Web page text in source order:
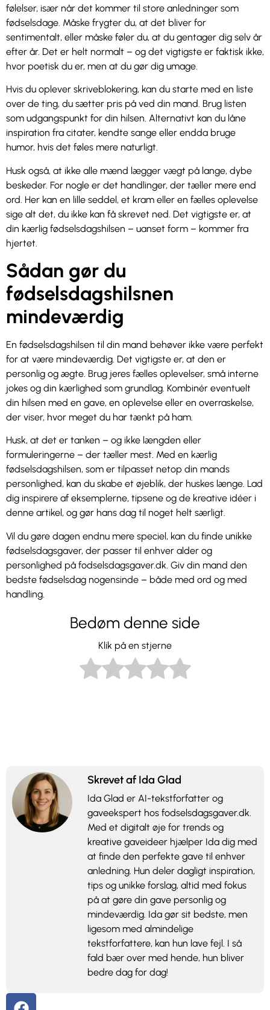
følelser, især når det kommer til store anledninger som
fødselsdage. Måske frygter du, at det bliver for
sentimentalt, eller måske føler du, at du gentager dig selv år
efter år. Det er helt normalt – og det vigtigste er faktisk ikke,
hvor poetisk du er, men at du gør dig umage.
Hvis du oplever skriveblokering, kan du starte med en liste
over de ting, du sætter pris på ved din mand. Brug listen
som udgangspunkt for din hilsen. Alternativt kan du låne
inspiration fra citater, kendte sange eller endda bruge
humor, hvis det føles mere naturligt.
Husk også, at ikke alle mænd lægger vægt på lange, dybe
beskeder. For nogle er det handlinger, der tæller mere end
ord. Her kan en lille seddel, et kram eller en fælles oplevelse
sige alt det, du ikke kan få skrevet ned. Det vigtigste er, at
din kærlig fødselsdagshilsen – uanset form – kommer fra
hjertet.
Sådan gør du
fødselsdagshilsnen
mindeværdig
En fødselsdagshilsen til din mand behøver ikke være perfekt
for at være mindeværdig. Det vigtigste er, at den er
personlig og ægte. Brug jeres fælles oplevelser, små interne
jokes og din kærlighed som grundlag. Kombinér eventuelt
din hilsen med en gave, en oplevelse eller en overraskelse,
der viser, hvor meget du har tænkt på ham.
Husk, at det er tanken – og ikke længden eller
formuleringerne – der tæller mest. Med en kærlig
fødselsdagshilsen, som er tilpasset netop din mands
personlighed, kan du skabe et øjeblik, der huskes længe. Lad
dig inspirere af eksemplerne, tipsene og de kreative idéer i
denne artikel, og gør hans dag til noget helt særligt.
Vil du gøre dagen endnu mere speciel, kan du finde unikke
fødselsdagsgaver, der passer til enhver alder og
personlighed på fodselsdagsgaver.dk. Giv din mand den
bedste fødselsdag nogensinde – både med ord og med
handling.
Bedøm denne side
Klik på en stjerne
Skrevet af Ida Glad
Ida Glad er AI-tekstforfatter og
gaveekspert hos fodselsdagsgaver.dk.
Med et digitalt øje for trends og
kreative gaveideer hjælper Ida dig med
at finde den perfekte gave til enhver
anledning. Hun deler dagligt inspiration,
tips og unikke forslag, altid med fokus
på at gøre din gave personlig og
mindeværdig. Ida gør sit bedste, men
ligesom med almindelige
tekstforfattere, kan hun lave fejl. I så
fald bær over med hende, hun bliver
bedre dag for dag!